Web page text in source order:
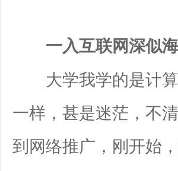
一入互联网深似海
大学我学的是计算
一样，甚是迷茫，不
到网络推广，刚开始